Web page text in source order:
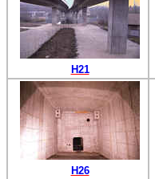
H21
H26